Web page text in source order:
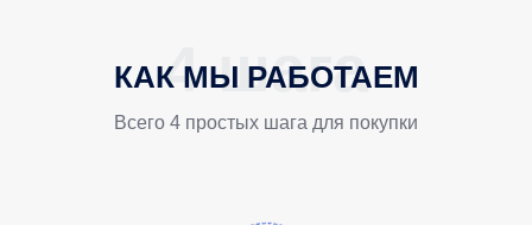
КАК МЫ РАБОТАЕМ
Всего 4 простых шага для покупки